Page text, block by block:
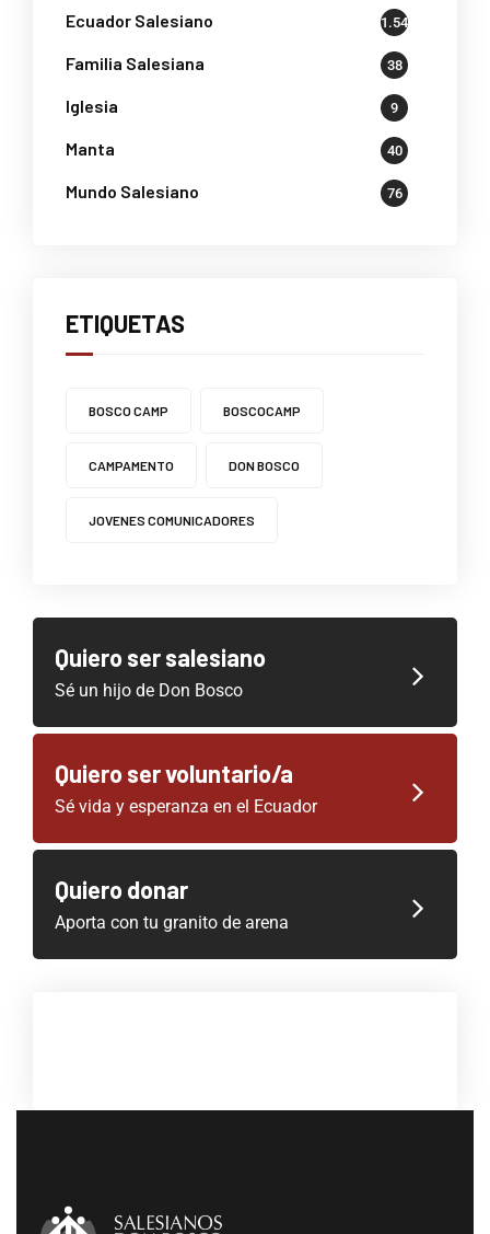
Ecuador Salesiano 1.541
Familia Salesiana 38
Iglesia 9
Manta 40
Mundo Salesiano 76
ETIQUETAS
BOSCO CAMP BOSCOCAMP
CAMPAMENTO DON BOSCO
JOVENES COMUNICADORES
Quiero ser salesiano
Sé un hijo de Don Bosco
Quiero ser voluntario/a
Sé vida y esperanza en el Ecuador
Quiero donar
Aporta con tu granito de arena